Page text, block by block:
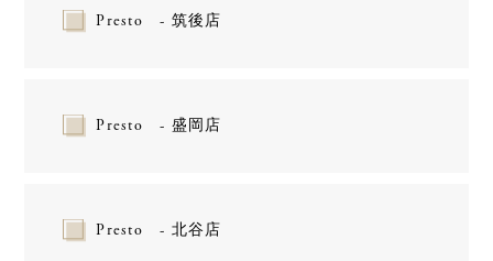
Presto - 筑後店
Presto - 盛岡店
Presto - 北谷店